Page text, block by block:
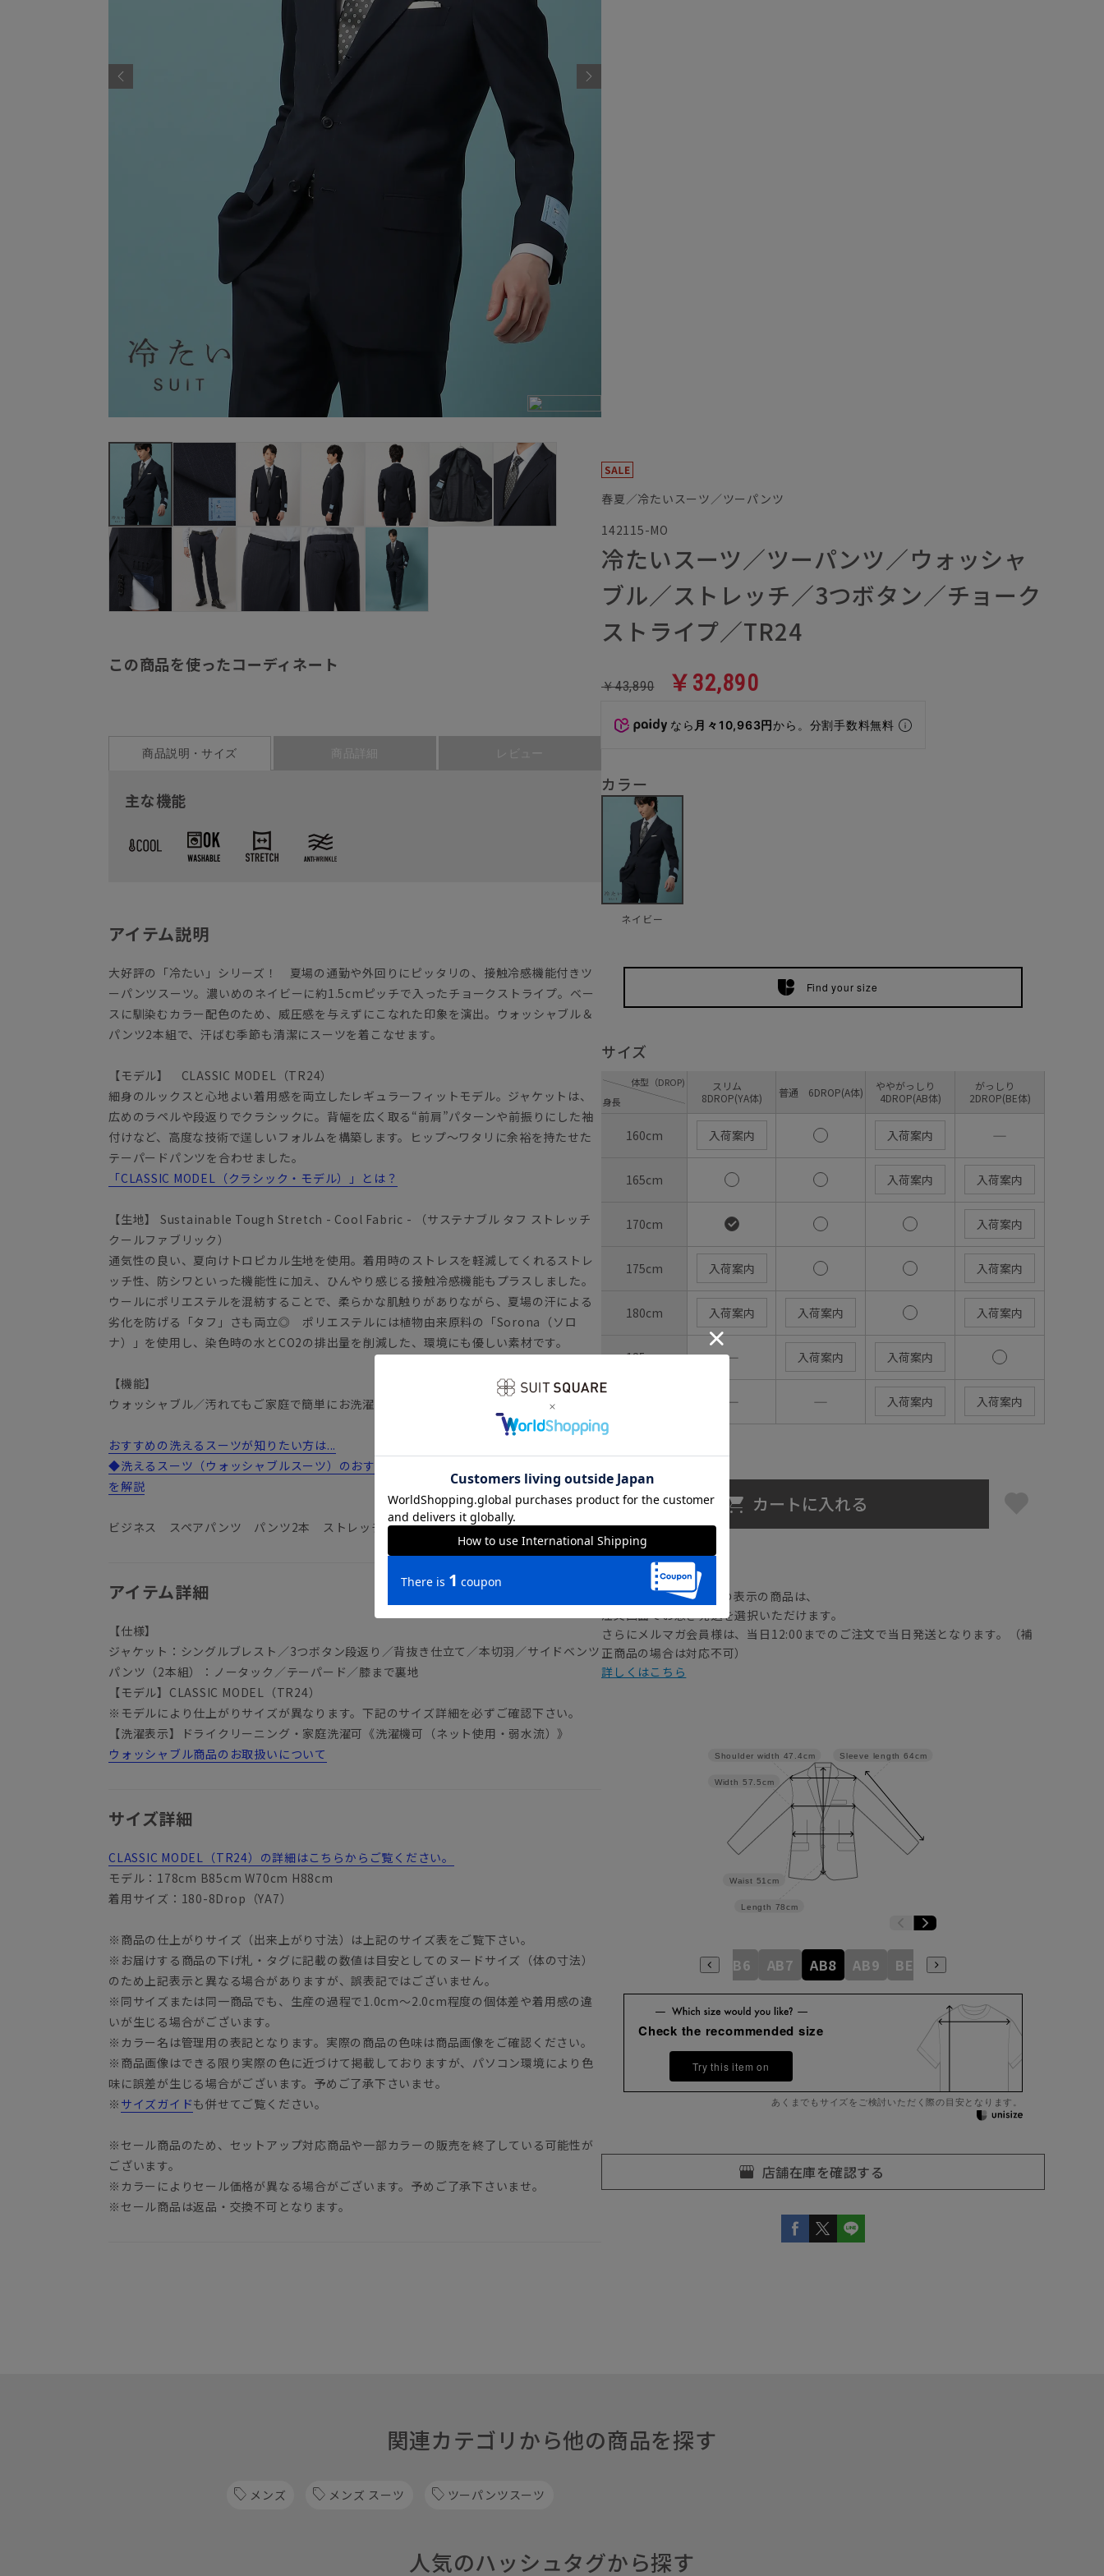
この商品を使ったコーディネート
商品説明・サイズ 商品詳細 レビュー
主な機能
アイテム説明
大好評の「冷たい」シリーズ！ 夏場の通勤や外回りにピッタリの、接触冷感機能付きツ
ーパンツスーツ。濃いめのネイビーに約1.5cmピッチで入ったチョークストライプ。ベー
スに馴染むカラー配色のため、威圧感を与えずにこなれた印象を演出。ウォッシャブル＆
パンツ2本組で、汗ばむ季節も清潔にスーツを着こなせます。
【モデル】 CLASSIC MODEL（TR24）
細身のルックスと心地よい着用感を両立したレギュラーフィットモデル。ジャケットは、
広めのラペルや段返りでクラシックに。背幅を広く取る“前肩”パターンや前振りにした袖
付けなど、高度な技術で逞しいフォルムを構築します。ヒップ～ワタリに余裕を持たせた
テーパードパンツを合わせました。
「CLASSIC MODEL（クラシック・モデル）」とは？
【生地】 Sustainable Tough Stretch - Cool Fabric - （サステナブル タフ ストレッチ
クールファブリック）
通気性の良い、夏向けトロピカル生地を使用。着用時のストレスを軽減してくれるストレ
ッチ性、防シワといった機能性に加え、ひんやり感じる接触冷感機能もプラスしました。
ウールにポリエステルを混紡することで、柔らかな肌触りがありながら、夏場の汗による
劣化を防げる「タフ」さも両立◎ ポリエステルには植物由来原料の「Sorona（ソロ
ナ）」を使用し、染色時の水とCO2の排出量を削減した、環境にも優しい素材です。
【機能】
ウォッシャブル／汚れてもご家庭で簡単にお洗濯が可能です。
おすすめの洗えるスーツが知りたい方は...
◆洗えるスーツ（ウォッシャブルスーツ）のおすすめ12選！コスパのいい選び方や洗い方
を解説
ビジネス スペアパンツ パンツ2本 ストレッチ ウォッシャブル
アイテム詳細
【仕様】
ジャケット：シングルブレスト／3つボタン段返り／背抜き仕立て／本切羽／サイドベンツ
パンツ（2本組）：ノータック／テーパード／膝まで裏地
【モデル】CLASSIC MODEL（TR24）
※モデルにより仕上がりサイズが異なります。下記のサイズ詳細を必ずご確認下さい。
【洗濯表示】ドライクリーニング・家庭洗濯可《洗濯機可（ネット使用・弱水流）》
ウォッシャブル商品のお取扱いについて
サイズ詳細
CLASSIC MODEL（TR24）の詳細はこちらからご覧ください。
モデル：178cm B85cm W70cm H88cm
着用サイズ：180-8Drop（YA7）
※商品の仕上がりサイズ（出来上がり寸法）は上記のサイズ表をご覧下さい。
※お届けする商品の下げ札・タグに記載の数値は目安としてのヌードサイズ（体の寸法）
のため上記表示と異なる場合がありますが、誤表記ではございません。
※同サイズまたは同一商品でも、生産の過程で1.0cm～2.0cm程度の個体差や着用感の違
いが生じる場合がございます。
※カラー名は管理用の表記となります。実際の商品の色味は商品画像をご確認ください。
※商品画像はできる限り実際の色に近づけて掲載しておりますが、パソコン環境により色
味に誤差が生じる場合がございます。予めご了承下さいませ。
※ サイズガイドも併せてご覧ください。
※セール商品のため、セットアップ対応商品や一部カラーの販売を終了している可能性が
ございます。
※カラーによりセール価格が異なる場合がございます。予めご了承下さいませ。
※セール商品は返品・交換不可となります。
春夏／冷たいスーツ／ツーパンツ
142115-MO
冷たいスーツ／ツーパンツ／ウォッシャ
ブル／ストレッチ／3つボタン／チョーク
ストライプ／TR24
￥43,890 ￥32,890
なら 月々10,963円から。分割手数料無料
カラー
ネイビー
Find your size
サイズ
身長
体型（DROP)
スリム
8DROP(YA体)
普通 6DROP(A体)
ややがっしり
4DROP(AB体)
がっしり
2DROP(BE体)
160cm 入荷案内 入荷案内 ―
165cm 入荷案内 入荷案内
170cm 入荷案内
175cm 入荷案内 入荷案内
180cm 入荷案内 入荷案内 入荷案内
185cm ― 入荷案内 入荷案内
― ― 入荷案内 入荷案内
カートに入れる
アイコンについて】
の表示の商品は、
注文画面でお急ぎ発送を選択いただけます。
さらにメルマガ会員様は、当日12:00までのご注文で当日発送となります。（補
正商品の場合は対応不可）
詳しくはこちら
Sleeve length 64cm
Length 78cm
Waist 51cm
Width 57.5cm
Shoulder width 47.4cm
YA3 A3 A4 A5 A6 A7 A8 A9 AB5 AB6 AB7 AB8 AB9 BE3 BE4
Check the recommended size
Try this item on
あくまでもサイズをご検討いただく際の目安となります。
関連カテゴリから他の商品を探す
メンズ メンズ スーツ ツーパンツスーツ
人気のハッシュタグから探す